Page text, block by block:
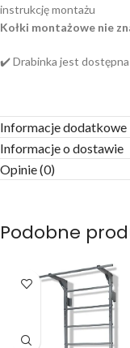
instrukcję montażu
Kołki montażowe nie
✔️ Drabinka jest
Informacje dodatkowe
Informacje o dostawie
Opinie (0)
Podobne